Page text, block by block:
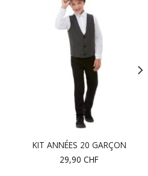
KIT ANNÉES 20 GARÇON
29,90 CHF